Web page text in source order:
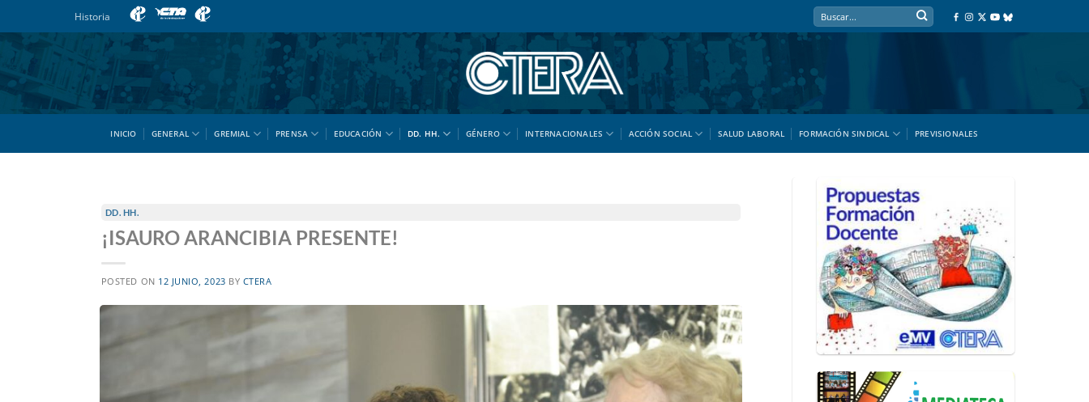
al
contenido
Historia
INICIO GENERAL GREMIAL PRENSA EDUCACIÓN DD. HH. GÉNERO INTERNACIONALES ACCIÓN SOCIAL SALUD LABORAL FORMACIÓN SINDICAL PREVISIONALES
DD. HH.
¡ISAURO ARANCIBIA PRESENTE!
POSTED ON 12 JUNIO, 2023 BY CTERA